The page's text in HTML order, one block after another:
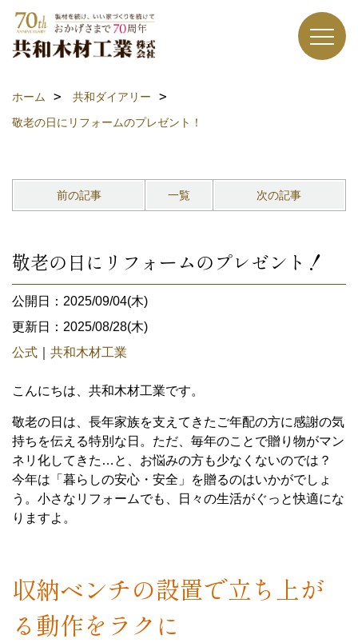
ホーム
共和ダイアリー
敬老の日にリフォームのプレゼント！
前の記事 一覧 次の記事
敬老の日にリフォームのプレゼント！
公開日：2025/09/04(木)
更新日：2025/08/28(木)
公式
共和木材工業
こんにちは、共和木材工業です。
敬老の日は、長年家族を支えてきたご年配の方に感謝の気
持ちを伝える特別な日。ただ、毎年のことで贈り物がマン
ネリ化してきた…と、お悩みの方も少なくないのでは？
今年は「暮らしの安心・安全」を贈るのはいかがでしょ
う。小さなリフォームでも、日々の生活がぐっと快適にな
りますよ。
収納ベンチの設置で立ち上が
る動作をラクに